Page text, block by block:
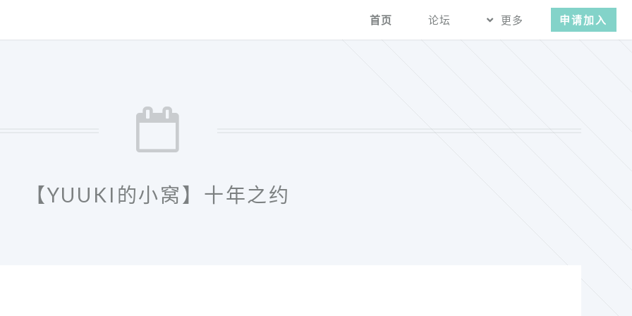
首页 论坛 更多 申请加入
【YUUKI的小窝】十年之约